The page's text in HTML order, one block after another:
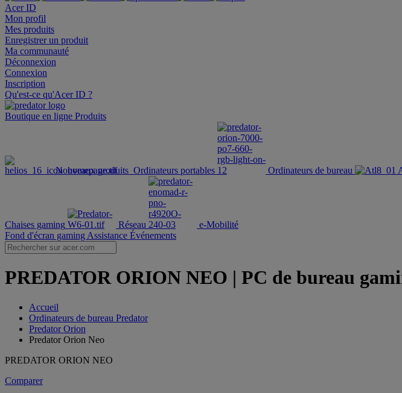
Acer ID
Mon profil
Mes produits
Enregistrer un produit
Ma communauté
Déconnexion
Connexion
Inscription
Qu'est-ce qu'Acer ID ?
Boutique en ligne Produits
Nouveaux produits Ordinateurs portables Ordinateurs de bureau
Chaises gaming Réseau
e-Mobilité
Fond d'écran gaming Assistance Événements
PREDATOR ORION NEO | PC de bureau
Accueil
Ordinateurs de bureau Predator
Predator Orion
Predator Orion Neo
PREDATOR ORION NEO
Comparer